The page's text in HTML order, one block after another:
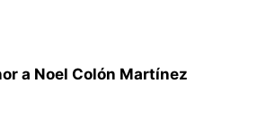
a Noel Colón Martínez